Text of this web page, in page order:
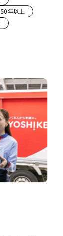
年以上